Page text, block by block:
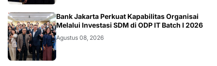
DIKBUDRISTEK
Bank Jakarta Perkuat Kapabilitas Organisai
Melalui Investasi SDM di ODP IT Batch I 2026
Agustus 08, 2026